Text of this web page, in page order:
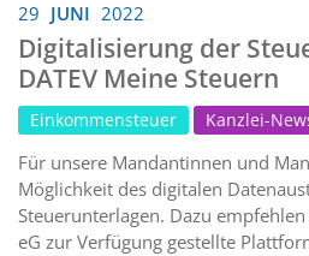
29 JUNI 2022
Digitalisierung der
DATEV Meine Steuern
Einkommensteuer Kanzlei-
Für unsere Mandantinnen und
Möglichkeit des digitalen
Steuerunterlagen. Dazu
eG zur Verfügung gestellte